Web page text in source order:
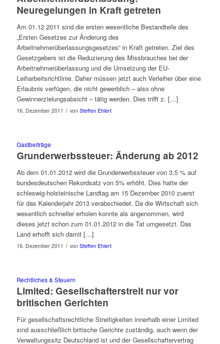
Neuregelungen in Kraft getreten
Am 01.12.2011 sind die ersten wesentliche Bestandteile des
„Ersten Gesetzes zur Änderung des
Arbeitnehmerüberlassungsgesetzes“ in Kraft getreten. Ziel des
Gesetzgebers ist die Reduzierung des Missbrauches bei der
Arbeitnehmerüberlassung und die Umsetzung der EU-
Leiharbeitsrichtlinie. Daher müssen jetzt auch Verleiher über eine
Erlaubnis verfügen, die nicht gewerblich – also ohne
Gewinnerzielungsabsicht – tätig werden. Dies trifft z. […]
16. Dezember 2011 / von Steffen Ehlert
Gastbeiträge
Grunderwerbssteuer: Änderung ab 2012
Ab dem 01.01.2012 wird die Grunderwerbssteuer von 3,5 % auf
bundesdeutschen Rekordsatz von 5% erhöht. Dies hatte der
schleswig-holsteinische Landtag am 15 Dezember 2010 zuerst
für das Kalenderjahr 2013 verabschiedet. Da die Wirtschaft sich
wesentlich schneller erholen konnte als angenommen, wird
dieses jetzt schon zum 01.01.2012 in die Tat umgesetzt. Das
Land erhofft sich damit […]
16. Dezember 2011 / von Steffen Ehlert
Rechtliches & Steuern
Limited: Gesellschafterstreit nur vor
britischen Gerichten
Für gesellschaftsrechtliche Streitigkeiten innerhalb einer Limited
sind ausschließlich britische Gerichte zuständig, auch wenn der
Verwaltungssitz Deutschland ist und der Gesellschaftervertrag